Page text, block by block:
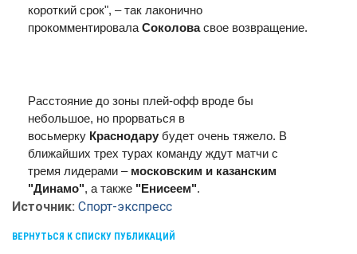
короткий срок", – так лаконично
прокомментировала Соколовасвое возвращение.
Расстояние до зоны плей-офф вроде бы
небольшое, но прорваться в
восьмерку Краснодару будет очень тяжело. В
ближайших трех турах команду ждут матчи с
тремя лидерами – московским и казанским
"Динамо", а также "Енисеем".
Источник: Спорт-экспресс
ВЕРНУТЬСЯ К СПИСКУ ПУБЛИКАЦИЙ